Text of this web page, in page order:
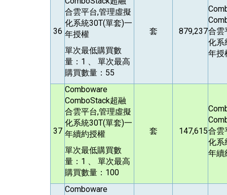
36
合雲平台,管理虛擬
化系統30T(單套)一
年授權
單次最低購買數
量：1 、 單次最高
購買數量：55
套 879,237合雲
化系
年授
37
Comboware
ComboStack超融
合雲平台,管理虛擬
化系統30T(單套)一
年續約授權
單次最低購買數
量：1 、 單次最高
購買數量：100
套 147,615合雲
化系
年續
Comboware